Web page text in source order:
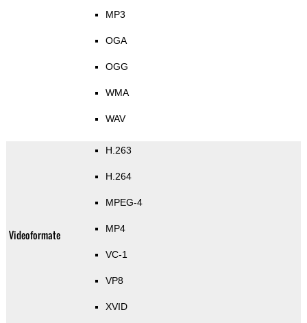
MP3
OGA
OGG
WMA
WAV
Videoformate
H.263
H.264
MPEG-4
MP4
VC-1
VP8
XVID